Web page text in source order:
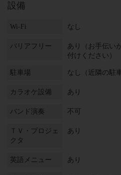
設備
Wi-Fi なし
バリアフリー
あり（お手伝い
付けください）
駐車場 なし（近隣の駐
カラオケ設備 あり
バンド演奏 不可
ＴＶ・プロジェ
クタ
あり
英語メニュー あり